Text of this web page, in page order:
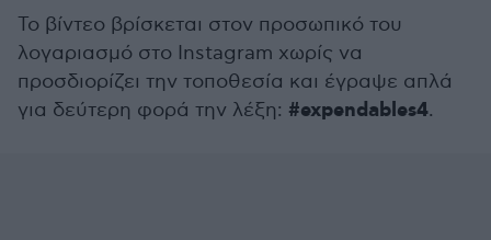
Το βίντεο βρίσκεται στον προσωπικό του
λογαριασμό στο Instagram χωρίς να
προσδιορίζει την τοποθεσία και έγραψε απλά
για δεύτερη φορά την λέξη: #expendables4.